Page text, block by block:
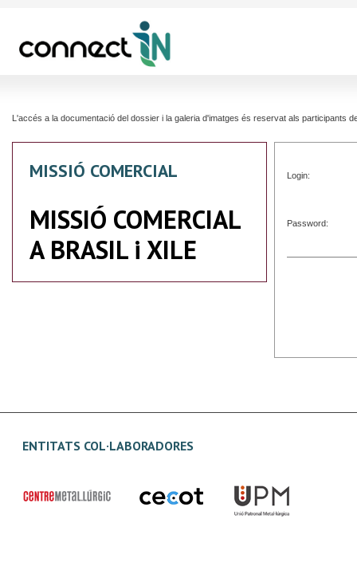
L'accés a la documentació del dossier i la galeria d'imatges és reservat als participants
MISSIÓ COMERCIAL
MISSIÓ COMERCIAL
A BRASIL i XILE
Login:
Password:
ENTITATS COL·LABORADORES